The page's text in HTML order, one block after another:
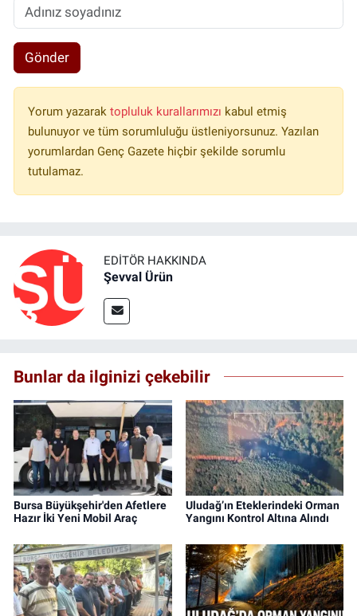
Gönder
Yorum yazarak topluluk kurallarımızı kabul etmiş
bulunuyor ve tüm sorumluluğu üstleniyorsunuz. Yazılan
yorumlardan Genç Gazete hiçbir şekilde sorumlu
tutulamaz.
EDITÖR HAKKINDA
Şevval Ürün
Bunlar da ilginizi çekebilir
Bursa Büyükşehir'den Afetlere
Hazır İki Yeni Mobil Araç
Uludağ’ın Eteklerindeki Orman
Yangını Kontrol Altına Alındı